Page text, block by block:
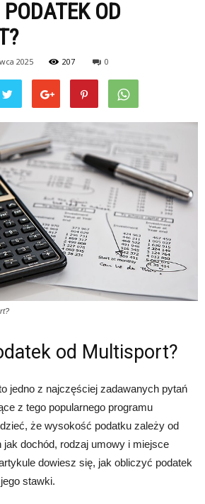
OD
2025 207 0
od Multisport?
jedno z najczęściej zadawanych pytań
z tego popularnego programu
że wysokość podatku zależy od
dochód, rodzaj umowy i miejsce
dowiesz się, jak obliczyć podatek
stawki.